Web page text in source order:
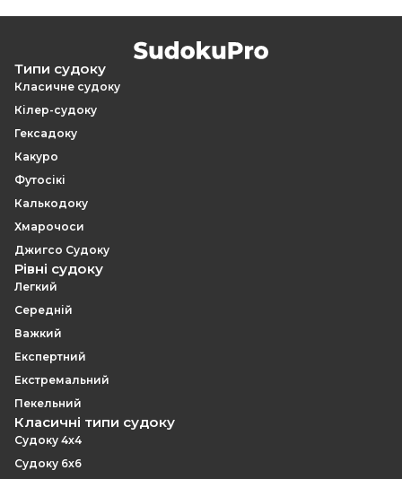
Типи судоку
Класичне судоку
Кілер-судоку
Гексадоку
Какуро
Футосікі
Калькодоку
Хмарочоси
Джигсо Судоку
Рівні судоку
Легкий
Середній
Важкий
Експертний
Екстремальний
Пекельний
Класичні типи судоку
Судоку 4x4
Судоку 6x6